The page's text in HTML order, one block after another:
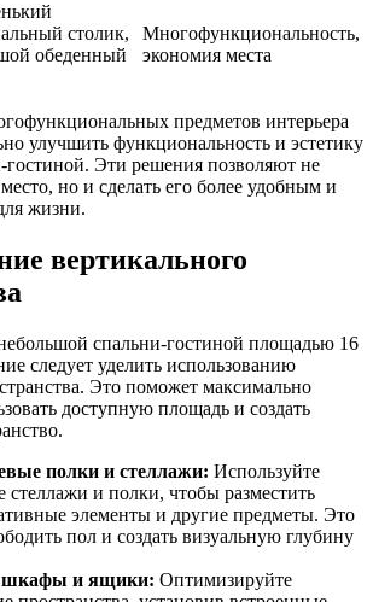
столик,
обеденный
Многофункциональность,
экономия места
предметов интерьера
улучшить функциональность и эстетику
гостиной. Эти решения позволяют не
но и сделать его более удобным и
жизни.
вертикального
спальни-гостиной площадью 16
следует уделить использованию
Это поможет максимально
доступную площадь и создать
полки и стеллажи: Используйте
стеллажи и полки, чтобы разместить
элементы и другие предметы. Это
пол и создать визуальную глубину
шкафы и ящики: Оптимизируйте